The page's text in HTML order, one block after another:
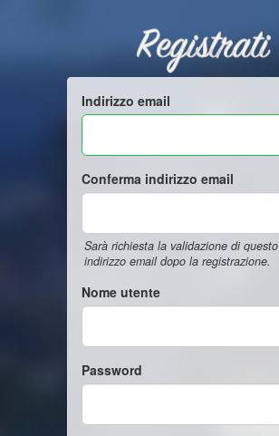
Registrati
Indirizzo email
Conferma indirizzo email
Sarà richiesta la validazione di questo
indirizzo email dopo la registrazione.
Nome utente
Password